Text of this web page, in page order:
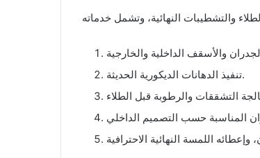
تنفيذ الدهانات الديكورية الحديثة.